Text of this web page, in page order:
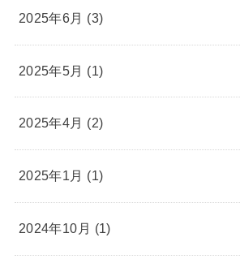
2025年6月 (3)
2025年5月 (1)
2025年4月 (2)
2025年1月 (1)
2024年10月 (1)